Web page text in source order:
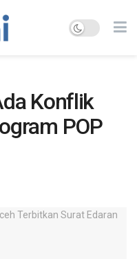
Konflik
POP